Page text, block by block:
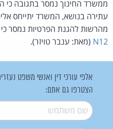
ממשרד החינוך נמסר בתגובה כי
עתירה בנושא, המשרד יתייחס
מהרשות להגנת הפרטיות נמסר
N12 (מאת: ענבר טויזר).
אלפי עורכי דין ואנשי משפט
הצטרפו גם אתם:
שם משתמש*